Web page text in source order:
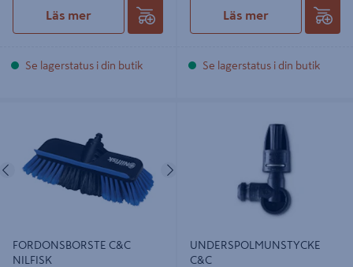
Läs mer
Se lagerstatus i din butik
Läs mer
Se lagerstatus i din butik
Föregående
FORDONSBORSTE C&C
NILFISK
UNDERSPOLMUNSTYCKE
C&C